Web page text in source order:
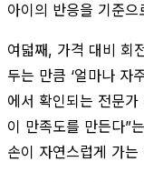
아이의 반응을 기준
여덟째, 가격 대비 회
두는 만큼 ‘얼마나 자
에서 확인되는 전문
이 만족도를 만든다”
손이 자연스럽게 가